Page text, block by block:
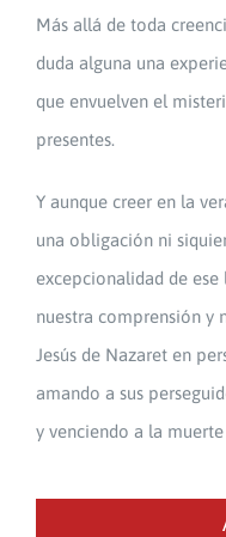
Más allá de toda
duda alguna una
que envuelven el
presentes.
Y aunque creer en la
una obligación ni
excepcionalidad de
nuestra comprensión y
Jesús de Nazaret en
amando a sus
y venciendo a la